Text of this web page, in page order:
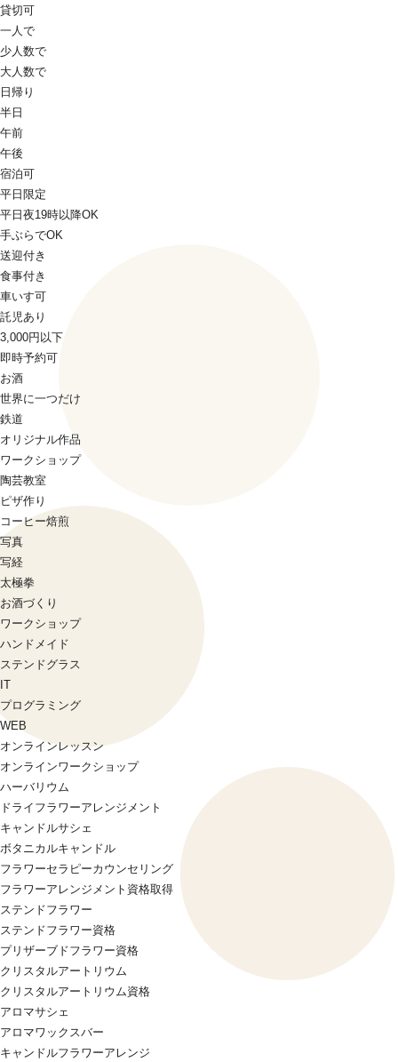
貸切可
一人で
少人数で
大人数で
日帰り
半日
午前
午後
宿泊可
平日限定
平日夜19時以降OK
手ぶらでOK
送迎付き
食事付き
車いす可
託児あり
3,000円以下
即時予約可
お酒
世界に一つだけ
鉄道
オリジナル作品
ワークショップ
陶芸教室
ピザ作り
コーヒー焙煎
写真
写経
太極拳
お酒づくり
ワークショップ
ハンドメイド
ステンドグラス
IT
プログラミング
WEB
オンラインレッスン
オンラインワークショップ
ハーバリウム
ドライフラワーアレンジメント
キャンドルサシェ
ボタニカルキャンドル
フラワーセラピーカウンセリング
フラワーアレンジメント資格取得
ステンドフラワー
ステンドフラワー資格
プリザーブドフラワー資格
クリスタルアートリウム
クリスタルアートリウム資格
アロマサシェ
アロマワックスバー
キャンドルフラワーアレンジ